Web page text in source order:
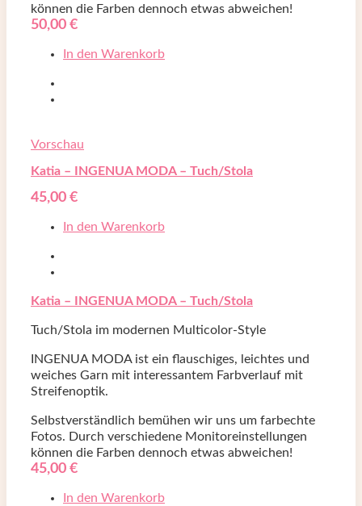
können die Farben dennoch etwas abweichen!
50,00 €
In den Warenkorb
Vorschau
Katia – INGENUA MODA – Tuch/Stola
45,00 €
In den Warenkorb
Katia – INGENUA MODA – Tuch/Stola
Tuch/Stola im modernen Multicolor-Style
INGENUA MODA ist ein flauschiges, leichtes und
weiches Garn mit interessantem Farbverlauf mit
Streifenoptik.
Selbstverständlich bemühen wir uns um farbechte
Fotos. Durch verschiedene Monitoreinstellungen
können die Farben dennoch etwas abweichen!
45,00 €
In den Warenkorb